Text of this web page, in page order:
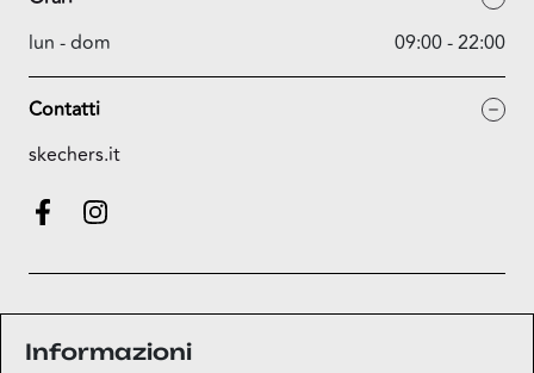
lun - dom
09:00 - 22:00
Contatti
skechers.it
Informazioni